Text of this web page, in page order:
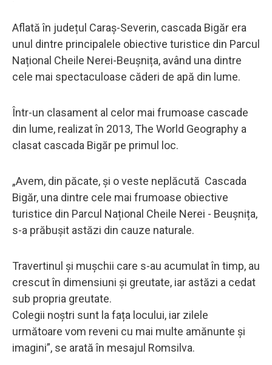
Aflată în județul Caraș-Severin, cascada Bigăr era
unul dintre principalele obiective turistice din Parcul
Național Cheile Nerei-Beușnița, având una dintre
cele mai spectaculoase căderi de apă din lume.
Într-un clasament al celor mai frumoase cascade
din lume, realizat în 2013, The World Geography a
clasat cascada Bigăr pe primul loc.
„Avem, din păcate, și o veste neplăcută Cascada
Bigăr, una dintre cele mai frumoase obiective
turistice din Parcul Național Cheile Nerei - Beușnița,
s-a prăbușit astăzi din cauze naturale.
Travertinul și mușchii care s-au acumulat în timp, au
crescut în dimensiuni și greutate, iar astăzi a cedat
sub propria greutate.
Colegii noștri sunt la fața locului, iar zilele
următoare vom reveni cu mai multe amănunte și
imagini”, se arată în mesajul Romsilva.